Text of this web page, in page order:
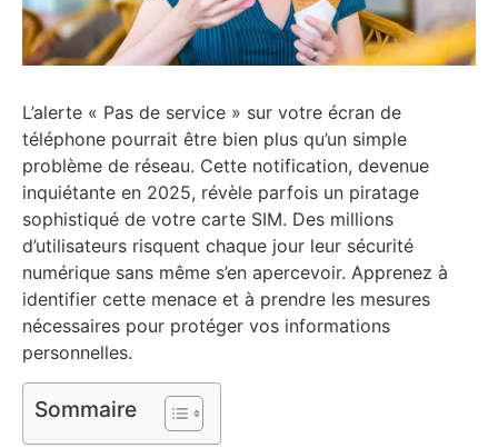
L’alerte « Pas de service » sur votre écran de
téléphone pourrait être bien plus qu’un simple
problème de réseau. Cette notification, devenue
inquiétante en 2025, révèle parfois un piratage
sophistiqué de votre carte SIM. Des millions
d’utilisateurs risquent chaque jour leur sécurité
numérique sans même s’en apercevoir. Apprenez à
identifier cette menace et à prendre les mesures
nécessaires pour protéger vos informations
personnelles.
Sommaire